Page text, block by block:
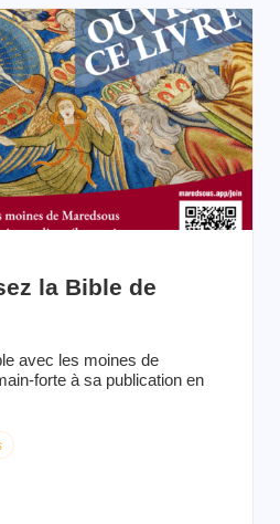
la Bible de
avec les moines de
forte à sa publication en